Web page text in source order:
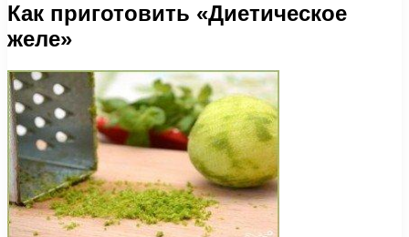
Как приготовить «Диетическое
желе»